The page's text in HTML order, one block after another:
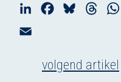
b
e
s
e
a
volgend artikel